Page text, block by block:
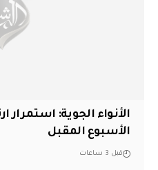
الأنواء الجوية: استمرار
الأسبوع المقبل
قبل 3 ساعات